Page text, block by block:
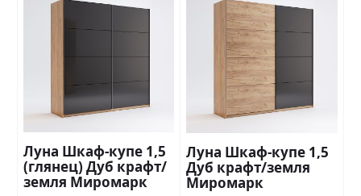
Луна Шкаф-купе 1,5
(глянец) Дуб крафт/
земля Миромарк
Луна Шкаф-купе 1,5
Дуб крафт/земля
Миромарк